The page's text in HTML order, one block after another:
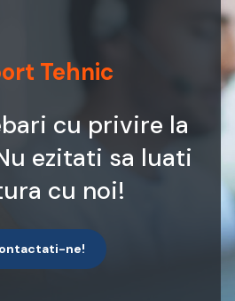
Tehnic
cu privire la
ezitati sa luati
cu noi!
ne!